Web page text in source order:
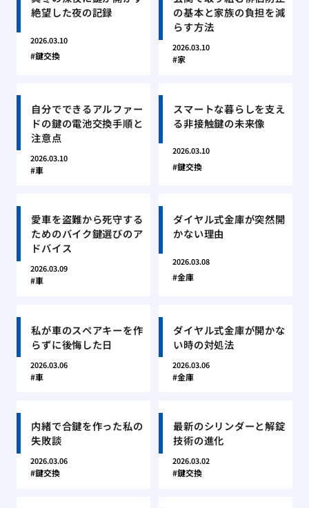
絶望した夜の記録
2026.03.10
鍵交換
の基本と家族の負担を減
らす方法
2026.03.10
家
自分でできるアルファー
ドの鍵の電池交換手順と
注意点
2026.03.10
車
スマートな暮らしを支え
る非接触鍵の未来像
2026.03.10
鍵交換
愛車を盗難から死守する
ためのバイク鍵選びのア
ドバイス
2026.03.09
車
ダイヤル式金庫が突然開
かない理由
2026.03.08
金庫
私が車のスペアキーを作
らずに後悔した日
2026.03.06
車
ダイヤル式金庫が開かな
い時の対処法
2026.03.06
金庫
内緒で合鍵を作った私の
失敗談
2026.03.06
鍵交換
最新のシリンダーと解錠
技術の進化
2026.03.02
鍵交換